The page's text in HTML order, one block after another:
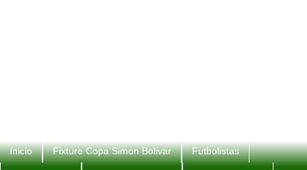
Inicio Fixture Copa Simon Bolivar Futbolistas